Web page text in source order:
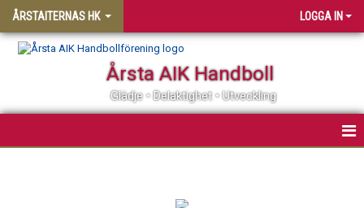
ÅRSTAITERNAS HK LOGGA IN
Årsta AIK Handboll
Glädje • Delaktighet • Utveckling